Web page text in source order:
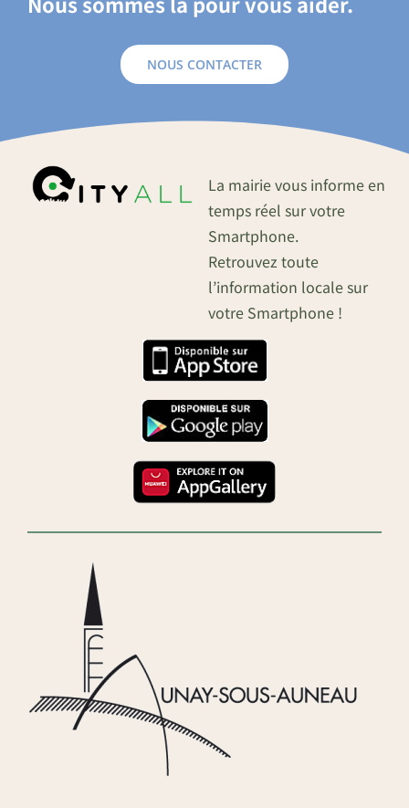
NOUS CONTACTER
La mairie vous informe en
temps réel sur votre
Smartphone.
Retrouvez toute
l’information locale sur
votre Smartphone !